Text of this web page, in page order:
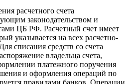
расчетного счета
законодательством и
ЦБ РФ. Расчетный счет имеет
указывается на всех расчетно-
списания средств со счета
владельца счета,
платежного поручения
и оформления операций по
правилами банков. Операции